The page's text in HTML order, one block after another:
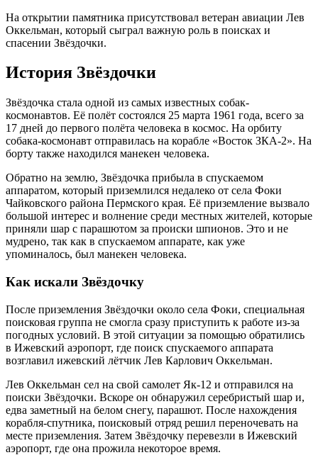
На открытии памятника присутствовал ветеран авиации Лев
Оккельман, который сыграл важную роль в поисках и
спасении Звёздочки.
История Звёздочки
Звёздочка стала одной из самых известных собак-
космонавтов. Её полёт состоялся 25 марта 1961 года, всего за
17 дней до первого полёта человека в космос. На орбиту
собака-космонавт отправилась на корабле «Восток ЗКА-2». На
борту также находился манекен человека.
Обратно на землю, Звёздочка прибыла в спускаемом
аппаратом, который приземлился недалеко от села Фоки
Чайковского района Пермского края. Её приземление вызвало
большой интерес и волнение среди местных жителей, которые
приняли шар с парашютом за происки шпионов. Это и не
мудрено, так как в спускаемом аппарате, как уже
упоминалось, был манекен человека.
Как искали Звёздочку
После приземления Звёздочки около села Фоки, специальная
поисковая группа не смогла сразу приступить к работе из-за
погодных условий. В этой ситуации за помощью обратились
в Ижевский аэропорт, где поиск спускаемого аппарата
возглавил ижевский лётчик Лев Карлович Оккельман.
Лев Оккельман сел на свой самолет Як-12 и отправился на
поиски Звёздочки. Вскоре он обнаружил серебристый шар и,
едва заметный на белом снегу, парашют. После нахождения
корабля-спутника, поисковый отряд решил переночевать на
месте приземления. Затем Звёздочку перевезли в Ижевский
аэропорт, где она прожила некоторое время.